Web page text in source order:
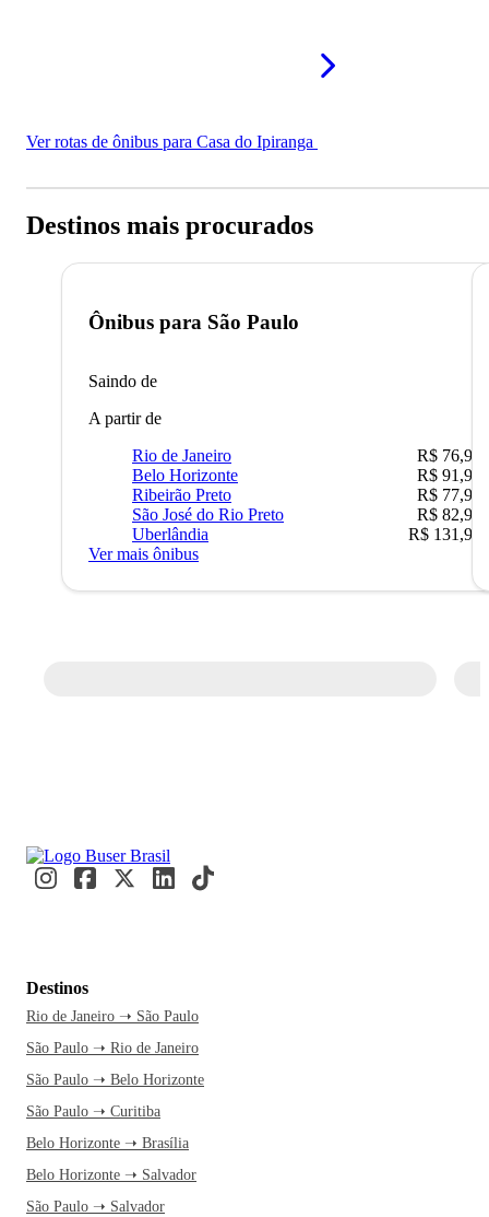
Ver rotas de ônibus para Casa do Ipiranga
Destinos mais procurados
Ônibus para São Paulo
Saindo de
A partir de
Rio de Janeiro
R$ 76,90
Belo Horizonte
R$ 91,90
Ribeirão Preto
R$ 77,90
São José do Rio Preto
R$ 82,90
Uberlândia
R$ 131,90
Ver mais ônibus
Destinos
Rio de Janeiro ➝ São Paulo
São Paulo ➝ Rio de Janeiro
São Paulo ➝ Belo Horizonte
São Paulo ➝ Curitiba
Belo Horizonte ➝ Brasília
Belo Horizonte ➝ Salvador
São Paulo ➝ Salvador